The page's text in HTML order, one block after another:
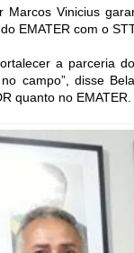
Marcos Vinicius
EMATER com o
a parceria
campo”, disse
quanto no EMATER.